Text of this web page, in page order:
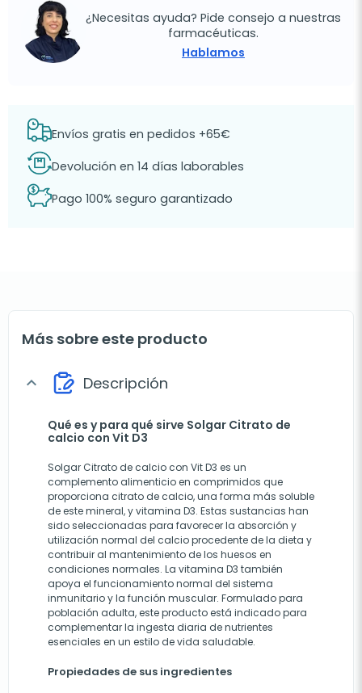
¿Necesitas ayuda? Pide consejo a nuestras
farmacéuticas.
Hablamos
Envíos gratis en pedidos +65€
Devolución en 14 días laborables
Pago 100% seguro garantizado
Más sobre este producto
expand_more Descripción
Qué es y para qué sirve Solgar Citrato de
calcio con Vit D3
Solgar Citrato de calcio con Vit D3 es un
complemento alimenticio en comprimidos que
proporciona citrato de calcio, una forma más soluble
de este mineral, y vitamina D3. Estas sustancias han
sido seleccionadas para favorecer la absorción y
utilización normal del calcio procedente de la dieta y
contribuir al mantenimiento de los huesos en
condiciones normales. La vitamina D3 también
apoya el funcionamiento normal del sistema
inmunitario y la función muscular. Formulado para
población adulta, este producto está indicado para
complementar la ingesta diaria de nutrientes
esenciales en un estilo de vida saludable.
Propiedades de sus ingredientes